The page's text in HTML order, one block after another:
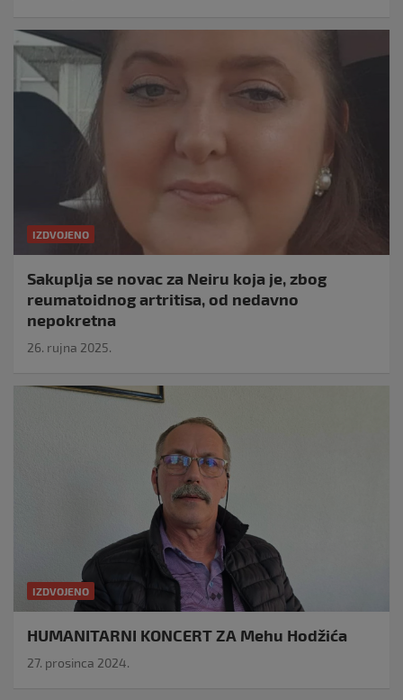
IZDVOJENO
Sakuplja se novac za Neiru koja je, zbog
reumatoidnog artritisa, od nedavno
nepokretna
26. rujna 2025.
IZDVOJENO
HUMANITARNI KONCERT ZA Mehu Hodžića
27. prosinca 2024.